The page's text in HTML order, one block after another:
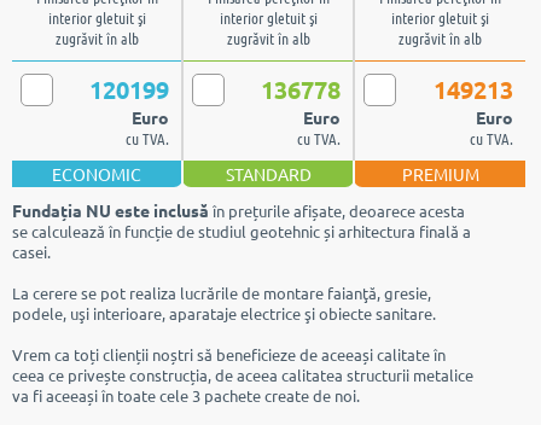
interior gletuit şi
zugrăvit în alb
interior gletuit şi
zugrăvit în alb
interior gletuit şi
zugrăvit în alb
120199
Euro
cu TVA.
136778
Euro
cu TVA.
149213
Euro
cu TVA.
ECONOMIC STANDARD
PREMIUM
Fundația NU este inclusă în prețurile afișate, deoarece acesta
se calculează în funcție de studiul geotehnic și arhitectura finală a
casei.
La cerere se pot realiza lucrările de montare faianţă, gresie,
podele, uşi interioare, aparataje electrice şi obiecte sanitare.
Vrem ca toți clienții noștri să beneficieze de aceeași calitate în
ceea ce privește construcția, de aceea calitatea structurii metalice
va fi aceeași în toate cele 3 pachete create de noi.